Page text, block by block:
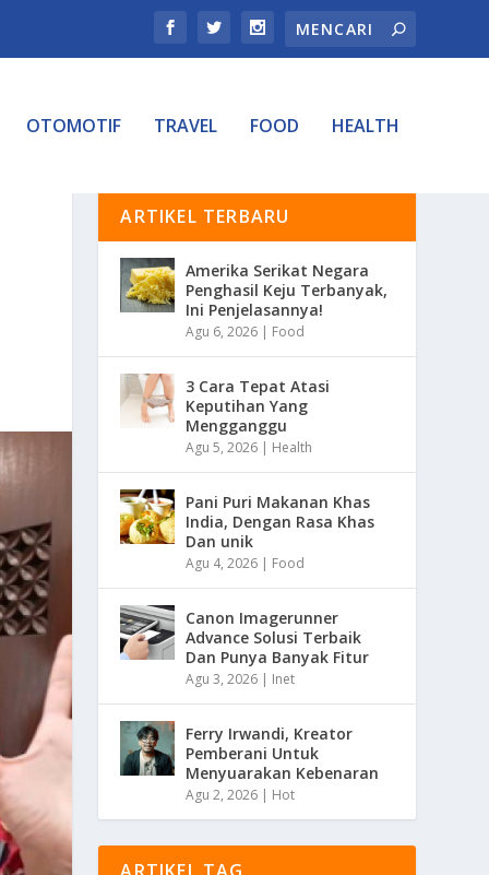
OTOMOTIF TRAVEL FOOD HEALTH
ARTIKEL TERBARU
Amerika Serikat Negara
Penghasil Keju Terbanyak,
Ini Penjelasannya!
Agu 6, 2026 | Food
3 Cara Tepat Atasi
Keputihan Yang
Mengganggu
Agu 5, 2026 | Health
Pani Puri Makanan Khas
India, Dengan Rasa Khas
Dan unik
Agu 4, 2026 | Food
Canon Imagerunner
Advance Solusi Terbaik
Dan Punya Banyak Fitur
Agu 3, 2026 | Inet
Ferry Irwandi, Kreator
Pemberani Untuk
Menyuarakan Kebenaran
Agu 2, 2026 | Hot